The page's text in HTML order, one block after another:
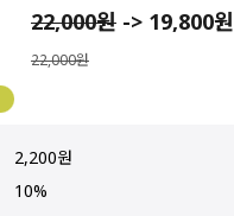
22,000원 -> 19,800원
22,000원
2,200원
10%